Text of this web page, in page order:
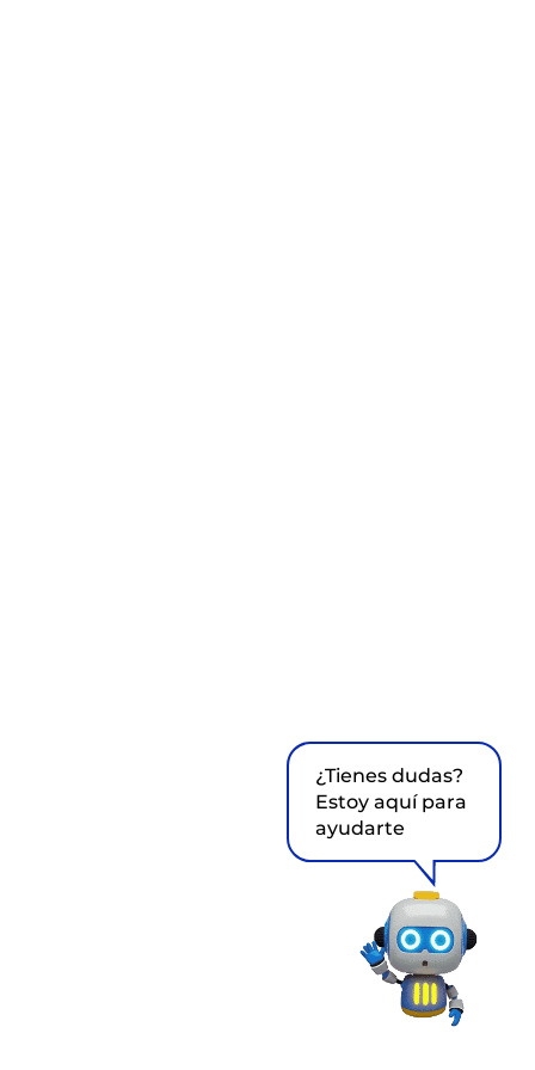
¿Tienes dudas?
Estoy aquí para
ayudarte